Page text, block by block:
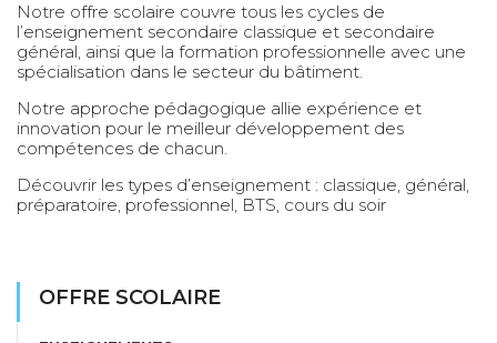
Notre offre scolaire couvre tous les cycles de
l’enseignement secondaire classique et secondaire
général, ainsi que la formation professionnelle avec une
spécialisation dans le secteur du bâtiment.
Notre approche pédagogique allie expérience et
innovation pour le meilleur développement des
compétences de chacun.
Découvrir les types d’enseignement : classique, général,
préparatoire, professionnel, BTS, cours du soir
OFFRE SCOLAIRE